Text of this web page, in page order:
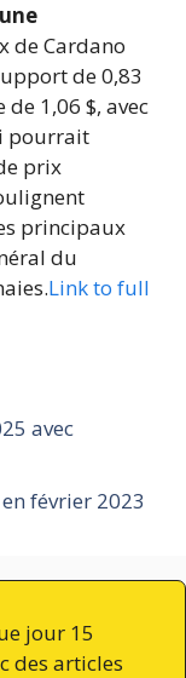
de Cardano
de 0,83
1,06 $, avec
pourrait
prix
principaux
du
Link to full
avec
février 2023
jour 15
des articles